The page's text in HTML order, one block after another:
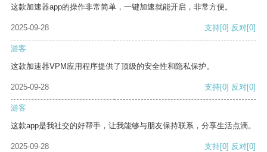
这款加速器app的操作非常简单，一键加速就能开启，非常方便。
2025-09-28 支持[0] 反对[0]
游客
这款加速器VPM应用程序提供了顶级的安全性和隐私保护。
2025-09-28 支持[0] 反对[0]
游客
这款app是我社交的好帮手，让我能够与朋友保持联系，分享生活点滴。
2025-09-28 支持[0] 反对[0]